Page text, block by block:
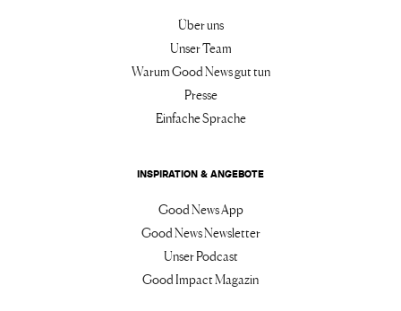
Über uns
Unser Team
Warum Good News gut tun
Presse
Einfache Sprache
INSPIRATION & ANGEBOTE
Good News App
Good News Newsletter
Unser Podcast
Good Impact Magazin